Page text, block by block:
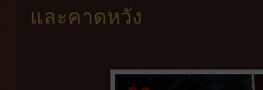
และคาดหวัง